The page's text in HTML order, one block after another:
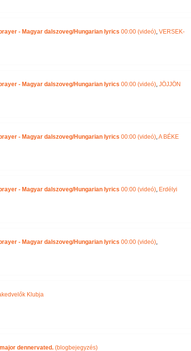
- Magyar dalszoveg/Hungarian lyrics 00:00 (videó), VERSEK-
- Magyar dalszoveg/Hungarian lyrics 00:00 (videó), JÖJJÖN
- Magyar dalszoveg/Hungarian lyrics 00:00 (videó),A BÉKE
- Magyar dalszoveg/Hungarian lyrics 00:00 (videó), Erdélyi
- Magyar dalszoveg/Hungarian lyrics 00:00 (videó),
Klubja
dennervated. (blogbejegyzés)